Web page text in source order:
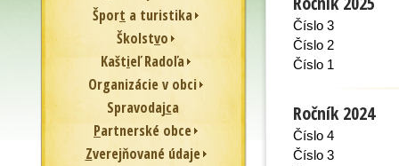
Šport a turistika
Školstvo
Kaštieľ Radoľa
Organizácie v obci
Spravodajca
Partnerské obce
Zverejňované údaje
Číslo 3
Číslo 2
Číslo 1
Ročník 2024
Číslo 4
Číslo 3